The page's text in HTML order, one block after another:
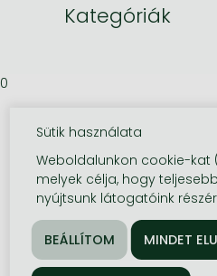
Kategóriák
0
Sütik használata
Weboldalunkon cookie-kat
melyek célja, hogy
nyújtsunk látogatóink